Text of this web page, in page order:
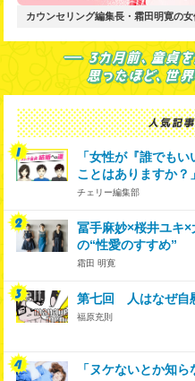
カウンセリング編集長・霜田明寛の
「女性が『誰でも
ことはありますか
チェリー編集部
冨手麻妙×桜井ユキ
の“性愛のすすめ”
霜田 明寛
第七回 人はなぜ自
福原充則
「ヌケないとか知